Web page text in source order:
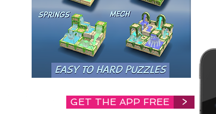
GET THE APP FREE >